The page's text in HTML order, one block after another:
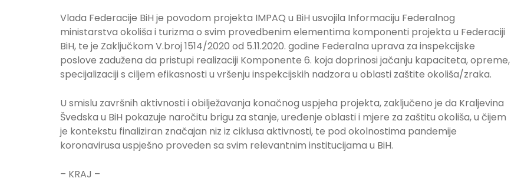
Vlada Federacije BiH je povodom projekta IMPAQ u BiH usvojila Informaciju Federalnog
ministarstva okoliša i turizma o svim provedbenim elementima komponenti projekta u Federaciji
BiH, te je Zaključkom V.broj 1514/2020 od 5.11.2020. godine Federalna uprava za inspekcijske
poslove zadužena da pristupi realizaciji Komponente 6. koja doprinosi jačanju kapaciteta, opreme,
specijalizaciji s ciljem efikasnosti u vršenju inspekcijskih nadzora u oblasti zaštite okoliša/zraka.
U smislu završnih aktivnosti i obilježavanja konačnog uspjeha projekta, zaključeno je da Kraljevina
Švedska u BiH pokazuje naročitu brigu za stanje, uređenje oblasti i mjere za zaštitu okoliša, u čijem
je kontekstu finaliziran značajan niz iz ciklusa aktivnosti, te pod okolnostima pandemije
koronavirusa uspješno proveden sa svim relevantnim institucijama u BiH.
– KRAJ –